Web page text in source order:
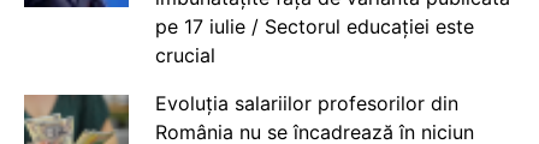
pe 17 iulie / Sectorul educației este
crucial
Evoluția salariilor profesorilor din
România nu se încadrează în niciun